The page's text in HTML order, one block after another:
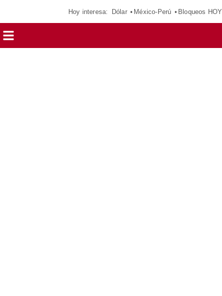
Hoy interesa: Dólar México-Perú Bloqueos HOY